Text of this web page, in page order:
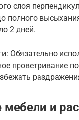
слоя
полного
2 дней.
Обязательно
проветривание
и